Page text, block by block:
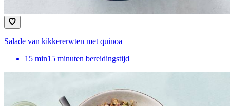
Salade van kikkererwten met quinoa
15 min15 minuten bereidingstijd